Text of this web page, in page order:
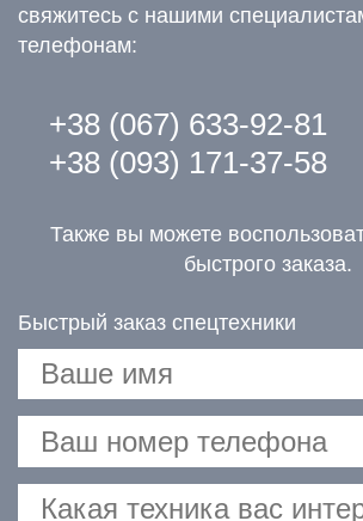
свяжитесь с нашими
телефонам:
+38 (067) 633-92-81
+38 (093) 171-37-58
Также вы можете
быстрого заказа.
Быстрый заказ спецтехники